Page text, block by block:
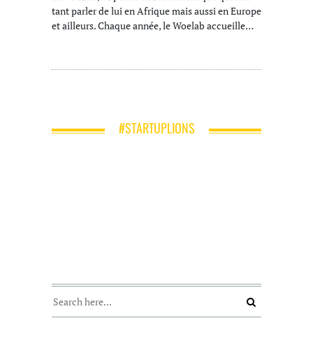
tant parler de lui en Afrique mais aussi en Europe
et ailleurs. Chaque année, le Woelab accueille…
#STARTUPLIONS